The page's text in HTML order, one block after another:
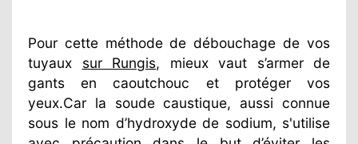
Pour cette méthode de débouchage de vos
tuyaux sur Rungis, mieux vaut s’armer de
gants en caoutchouc et protéger vos
yeux.Car la soude caustique, aussi connue
sous le nom d’hydroxyde de sodium, s'utilise